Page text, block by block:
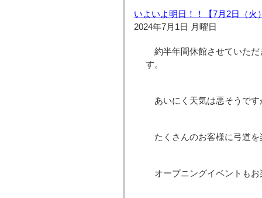
いよいよ明日！！【7月2日（
2024年7月1日 月曜日
約半年間休館させていた
す。
あいにく天気は悪そうで
たくさんのお客様に弓道
オープニングイベントも